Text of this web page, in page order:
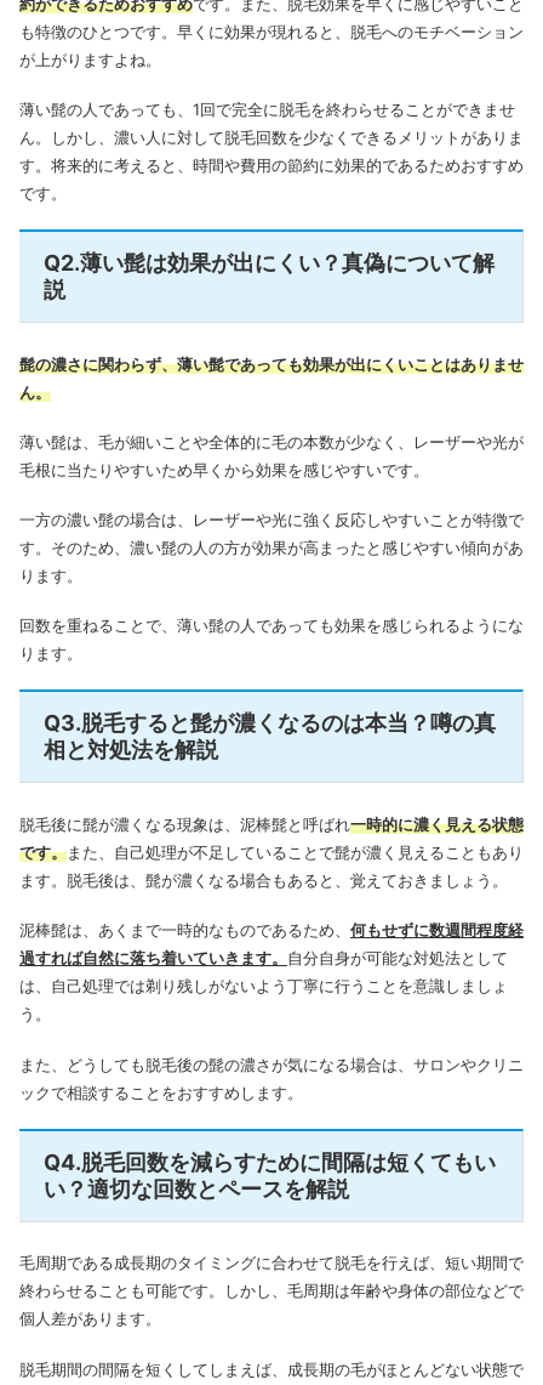
も特徴のひとつです。 早くに効果が現れると、脱毛へのモチベーション
が上がりますよね。
薄い髭の人であっても、1回で完全に脱毛を終わらせることができませ
ん。
しかし、濃い人に対して脱毛回数を少なくできるメリットがありま
す。 将来的に考えると、時間や費用の節約に効果的であるためおすすめ
です。
Q2.薄い髭は効果が出にくい？真偽について解
説
髭の濃さに関わらず、薄い髭であっても効果が出にくいことはありませ
ん。
薄い髭は、毛が細いことや全体的に毛の本数が少なく、レーザーや光が
毛根に当たりやすいため早くから効果を感じやすいです。
一方の濃い髭の場合は、レーザーや光に強く反応しやすいことが特徴で
す。そのため、濃い髭の人の方が効果が高まったと感じやすい傾向があ
ります。
回数を重ねることで、薄い髭の人であっても効果を感じられるようにな
ります。
Q3.脱毛すると髭が濃くなるのは本当？噂の真
相と対処法を解説
脱毛後に髭が濃くなる現象は、泥棒髭と呼ばれ一時的に濃く見える状態
です。また、自己処理が不足していることで髭が濃く見えることもあり
ます。脱毛後は、髭が濃くなる場合もあると、覚えておきましょう。
泥棒髭は、あくまで一時的なものであるため、 何もせずに数週間程度経
過すれば自然に落ち着いていきます。 自分自身が可能な対処法として
は、自己処理では剃り残しがないよう丁寧に行うことを意識しましょ
う。
また、どうしても脱毛後の髭の濃さが気になる場合は、サロンやクリニ
ックで相談することをおすすめします。
Q4.脱毛回数を減らすために間隔は短くてもい
い？適切な回数とペースを解説
毛周期である成長期のタイミングに合わせて脱毛を行えば、短い期間で
終わらせることも可能です。しかし、毛周期は年齢や身体の部位などで
個人差があります。
脱毛期間の間隔を短くしてしまえば、成長期の毛がほとんどない状態で